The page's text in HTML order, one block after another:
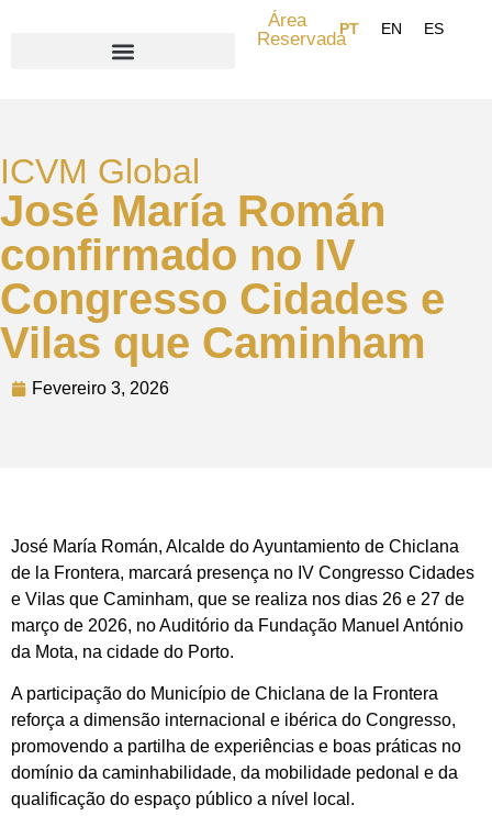
Área
Reservada
ICVM Global
José María Román
confirmado no IV
Congresso Cidades e
Vilas que Caminham
Fevereiro 3, 2026
José María Román, Alcalde do Ayuntamiento de Chiclana
de la Frontera, marcará presença no IV Congresso Cidades
e Vilas que Caminham, que se realiza nos dias 26 e 27 de
março de 2026, no Auditório da Fundação Manuel António
da Mota, na cidade do Porto.
A participação do Município de Chiclana de la Frontera
reforça a dimensão internacional e ibérica do Congresso,
promovendo a partilha de experiências e boas práticas no
domínio da caminhabilidade, da mobilidade pedonal e da
qualificação do espaço público a nível local.